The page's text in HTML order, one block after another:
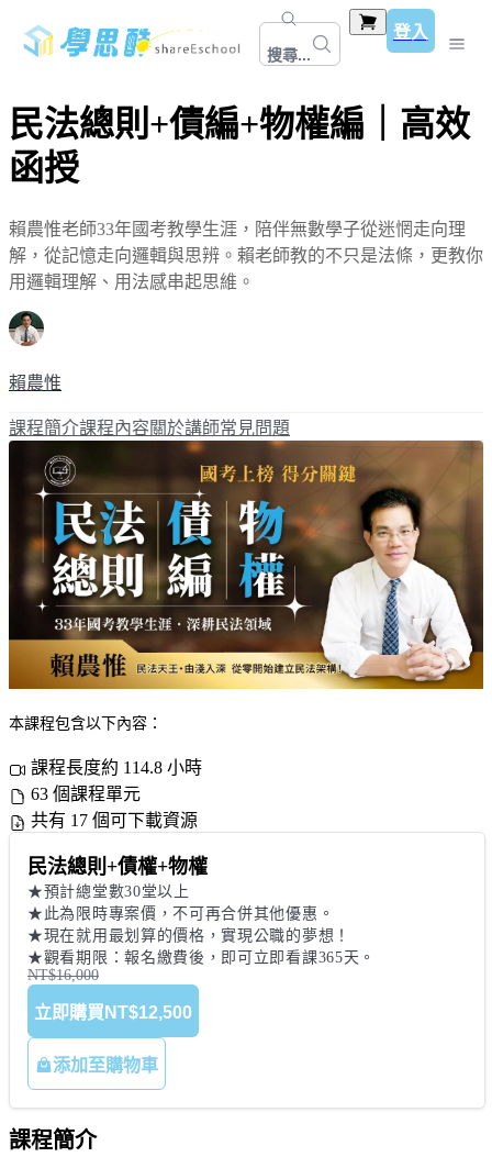
搜尋...
登入
民法總則+債編+物權編｜高效
函授
賴農惟老師33年國考教學生涯，陪伴無數學子從迷惘走向理
解，從記憶走向邏輯與思辨。賴老師教的不只是法條，更教你
用邏輯理解、用法感串起思維。
賴農惟
課程簡介課程內容關於講師常見問題
本課程包含以下內容：
課程長度約 114.8 小時
63 個課程單元
共有 17 個可下載資源
民法總則+債權+物權
★預計總堂數30堂以上
★此為限時專案價，不可再合併其他優惠。
★現在就用最划算的價格，實現公職的夢想！
★觀看期限：報名繳費後，即可立即看課365天。
NT$16,000
立即購買 NT$12,500
添加至購物車
課程簡介